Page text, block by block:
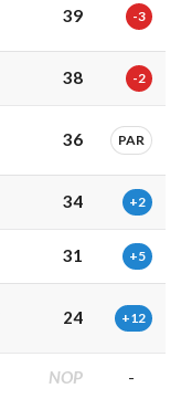
39 -3
38 -2
36 PAR
34 +2
31 +5
24 +12
NOP -